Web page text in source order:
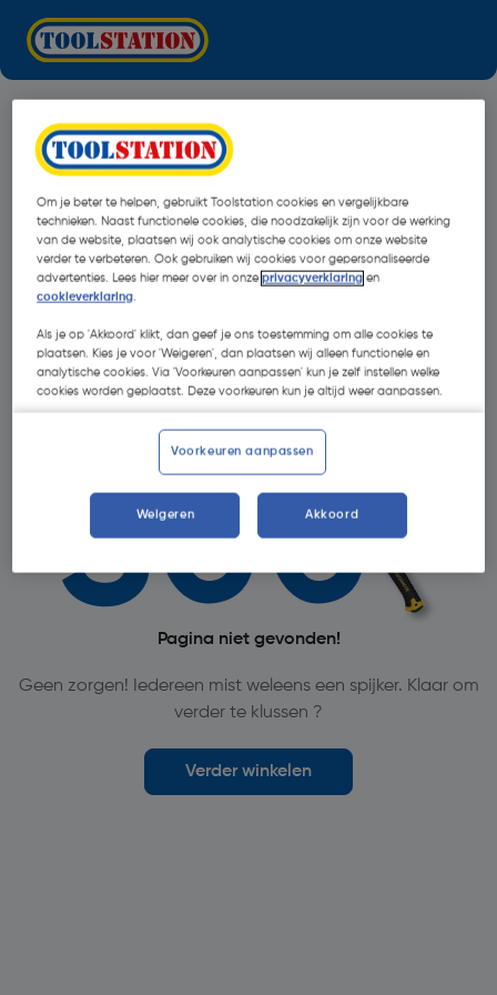
Oops!
Pagina niet gevonden!
Geen zorgen! Iedereen mist weleens een spijker. Klaar om
verder te klussen ?
Verder winkelen
Om je beter te helpen, gebruikt Toolstation cookies en vergelijkbare
technieken. Naast functionele cookies, die noodzakelijk zijn voor de werking
van de website, plaatsen wij ook analytische cookies om onze website
verder te verbeteren. Ook gebruiken wij cookies voor gepersonaliseerde
advertenties. Lees hier meer over in onzeprivacyverklaring en
cookieverklaring.
Als je op 'Akkoord' klikt, dan geef je ons toestemming om alle cookies te
plaatsen. Kies je voor 'Weigeren', dan plaatsen wij alleen functionele en
analytische cookies. Via 'Voorkeuren aanpassen' kun je zelf instellen welke
cookies worden geplaatst. Deze voorkeuren kun je altijd weer aanpassen.
Voorkeuren aanpassen
Weigeren Akkoord